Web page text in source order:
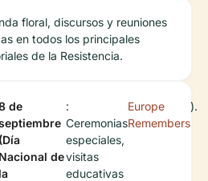
floral, discursos y reuniones
en todos los principales
de la Resistencia.
de
(Día
Nacional de
la
:
Ceremonias
especiales,
visitas
educativas
Europe
Remembers
).